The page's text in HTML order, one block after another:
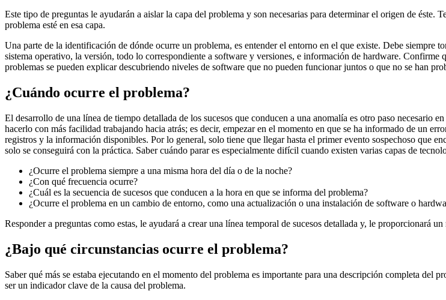
Este tipo de preguntas le ayudarán a aislar la capa del problema y son necesarias para determinar el origen de
problema esté en esa capa.
Una parte de la identificación de dónde ocurre un problema, es entender el entorno en el que existe. Debe
sistema operativo, la versión, todo lo correspondiente a software y versiones, e información de hardware.
problemas se pueden explicar descubriendo niveles de software que no pueden funcionar juntos o que no se han
¿Cuándo ocurre el problema?
El desarrollo de una línea de tiempo detallada de los sucesos que conducen a una anomalía es otro paso necesario
hacerlo con más facilidad trabajando hacia atrás; es decir, empezar en el momento en que se ha informado de un
registros y la información disponibles. Por lo general, solo tiene que llegar hasta el primer evento sospechoso que
solo se conseguirá con la práctica. Saber cuándo parar es especialmente difícil cuando existen varias capas de
¿Ocurre el problema siempre a una misma hora del día o de la noche?
¿Con qué frecuencia ocurre?
¿Cuál es la secuencia de sucesos que conducen a la hora en que se informa del problema?
¿Ocurre el problema en un cambio de entorno, como una actualización o una instalación de software o
Responder a preguntas como estas, le ayudará a crear una línea temporal de sucesos detallada y, le proporcionará
¿Bajo qué circunstancias ocurre el problema?
Saber qué más se estaba ejecutando en el momento del problema es importante para una descripción completa
ser un indicador clave de la causa del problema.